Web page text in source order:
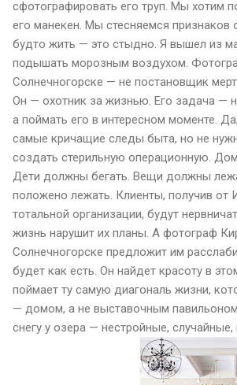
сфотографировать его труп. Мы хотим
его манекен. Мы стесняемся признаков
будто жить — это стыдно. Я вышел из
подышать морозным воздухом.
Солнечногорске — не постановщик
Он — охотник за жизнью. Его задача —
а поймать его в интересном моменте.
самые кричащие следы быта, но не
создать стерильную операционную.
Дети должны бегать. Вещи должны
положено лежать. Клиенты, получив от
тотальной организации, будут
жизнь нарушит их планы. А фотограф
Солнечногорске предложит им
будет как есть. Он найдет красоту в
поймает ту самую диагональ жизни,
— домом, а не выставочным
снегу у озера — нестройные,